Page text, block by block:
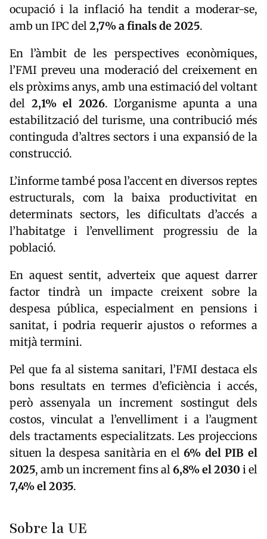
ocupació i la inflació ha tendit a moderar-se,
amb un IPC del2,7% a finals de 2025.
En l’àmbit de les perspectives econòmiques,
l’FMI preveu una moderació del creixement en
els pròxims anys, amb una estimació del voltant
del 2,1% el 2026. L’organisme apunta a una
estabilització del turisme, una contribució més
continguda d’altres sectors i una expansió de la
construcció.
L’informe també posa l’accent en diversos reptes
estructurals, com la baixa productivitat en
determinats sectors, les dificultats d’accés a
l’habitatge i l’envelliment progressiu de la
població.
En aquest sentit, adverteix que aquest darrer
factor tindrà un impacte creixent sobre la
despesa pública, especialment en pensions i
sanitat, i podria requerir ajustos o reformes a
mitjà termini.
Pel que fa al sistema sanitari, l’FMI destaca els
bons resultats en termes d’eficiència i accés,
però assenyala un increment sostingut dels
costos, vinculat a l’envelliment i a l’augment
dels tractaments especialitzats. Les projeccions
situen la despesa sanitària en el6% del PIB el
2025, amb un increment fins al6,8% el 2030 i el
7,4% el 2035.
Sobre la UE